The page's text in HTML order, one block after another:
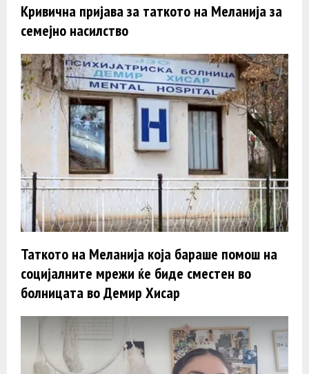
Кривична пријава за таткото на Меланија за
семејно насилство
Таткото на Меланија која бараше помош на
социјалните мрежи ќе биде сместен во
болницата во Демир Хисар